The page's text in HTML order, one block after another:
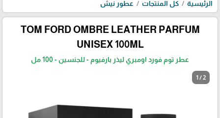
الرئيسية كل المنتجات عطور نيش
TOM FORD OMBRE LEATHER PARFUM
UNISEX 100ML
عطر توم فورد اومبري ليذر بارفيوم - للجنسين - 100 مل
1 / 2